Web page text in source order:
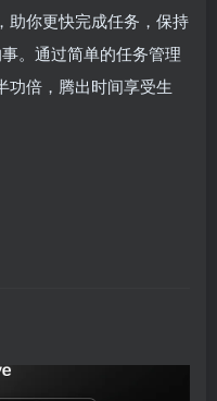
助你更快完成任务，保持
。通过简单的任务管理
功倍，腾出时间享受生